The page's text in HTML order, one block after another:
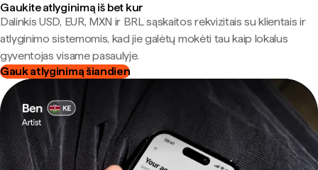
Gaukite atlyginimą iš bet kur
Dalinkis USD, EUR, MXN ir BRL sąskaitos rekvizitais su klientais ir
atlyginimo sistemomis, kad jie galėtų mokėti tau kaip lokalus
gyventojas visame pasaulyje.
Gauk atlyginimą šiandien